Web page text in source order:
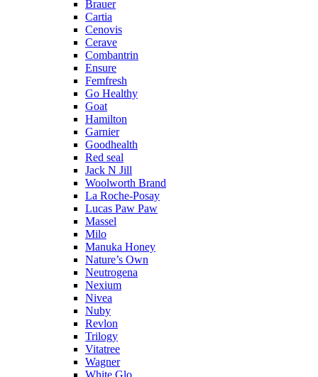
Brauer
Cartia
Cenovis
Cerave
Combantrin
Ensure
Femfresh
Go Healthy
Goat
Hamilton
Garnier
Goodhealth
Red seal
Jack N Jill
Woolworth Brand
La Roche-Posay
Lucas Paw Paw
Massel
Milo
Manuka Honey
Nature’s Own
Neutrogena
Nexium
Nivea
Nuby
Revlon
Trilogy
Vitatree
Wagner